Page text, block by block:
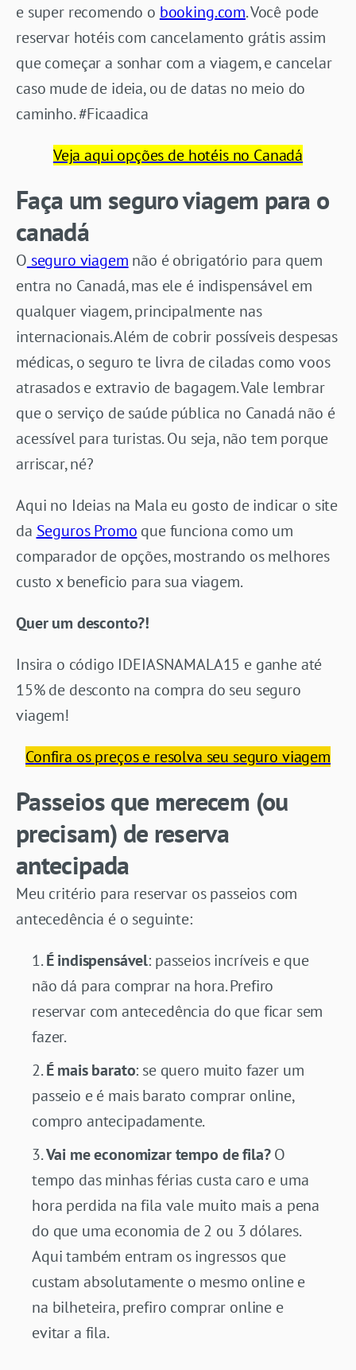
e super recomendo o booking.com. Você pode
reservar hotéis com cancelamento grátis assim
que começar a sonhar com a viagem, e cancelar
caso mude de ideia, ou de datas no meio do
caminho. #Ficaadica
Veja aqui opções de hotéis no Canadá
Faça um seguro viagem para o
canadá
O seguro viagem não é obrigatório para quem
entra no Canadá, mas ele é indispensável em
qualquer viagem, principalmente nas
internacionais. Além de cobrir possíveis despesas
médicas, o seguro te livra de ciladas como voos
atrasados e extravio de bagagem. Vale lembrar
que o serviço de saúde pública no Canadá não é
acessível para turistas. Ou seja, não tem porque
arriscar, né?
Aqui no Ideias na Mala eu gosto de indicar o site
da Seguros Promo que funciona como um
comparador de opções, mostrando os melhores
custo x beneficio para sua viagem.
Quer um desconto?!
Insira o código IDEIASNAMALA15 e ganhe até
15% de desconto na compra do seu seguro
viagem!
Confira os preços e resolva seu seguro viagem
Passeios que merecem (ou
precisam) de reserva
antecipada
Meu critério para reservar os passeios com
antecedência é o seguinte:
É indispensável: passeios incríveis e que
não dá para comprar na hora. Prefiro
reservar com antecedência do que ficar sem
fazer.
É mais barato: se quero muito fazer um
passeio e é mais barato comprar online,
compro antecipadamente.
Vai me economizar tempo de fila?O
tempo das minhas férias custa caro e uma
hora perdida na fila vale muito mais a pena
do que uma economia de 2 ou 3 dólares.
Aqui também entram os ingressos que
custam absolutamente o mesmo online e
na bilheteira, prefiro comprar online e
evitar a fila.